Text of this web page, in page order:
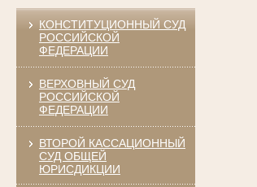
КОНСТИТУЦИОННЫЙ СУД
РОССИЙСКОЙ
ФЕДЕРАЦИИ
ВЕРХОВНЫЙ СУД
РОССИЙСКОЙ
ФЕДЕРАЦИИ
ВТОРОЙ КАССАЦИОННЫЙ
СУД ОБЩЕЙ
ЮРИСДИКЦИИ